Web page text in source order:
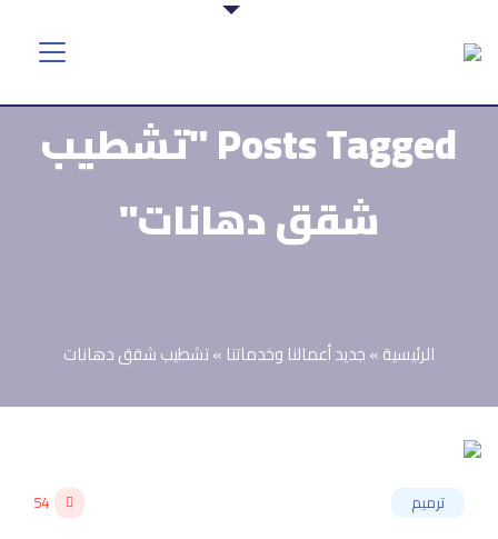
Posts Tagged "تشطيب
شقق دهانات"
الرئيسية»جديد أعمالنا وخدماتنا »تشطيب شقق دهانات
ترميم 54